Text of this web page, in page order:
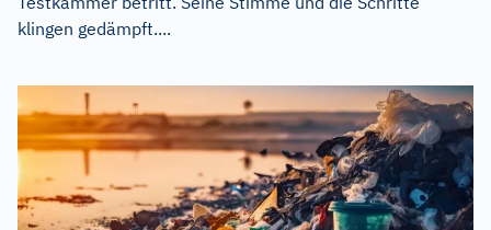
klingen gedämpft....